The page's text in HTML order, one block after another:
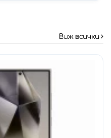
Виж всички